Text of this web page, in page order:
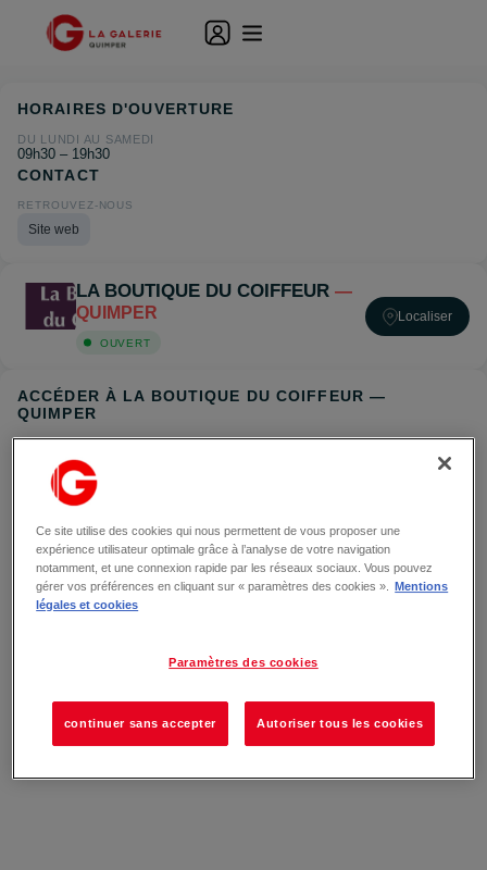
LA BOUTIQUE DU COIFFEUR —
QUIMPER
OUVERT
Localiser
ACCÉDER À LA BOUTIQUE DU COIFFEUR —
QUIMPER
HORAIRES D'OUVERTURE
DU LUNDI AU SAMEDI
09h30 – 19h30
CONTACT
RETROUVEZ-NOUS
Site web
Ce site utilise des cookies qui nous permettent de vous proposer une
expérience utilisateur optimale grâce à l’analyse de votre navigation
notamment, et une connexion rapide par les réseaux sociaux. Vous pouvez
gérer vos préférences en cliquant sur « paramètres des cookies ».
Mentions
légales et cookies
Paramètres des cookies
continuer sans accepter Autoriser tous les cookies